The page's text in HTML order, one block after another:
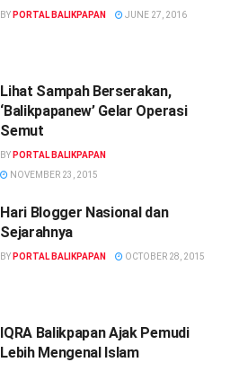
BY PORTAL BALIKPAPAN JUNE 27, 2016
Lihat Sampah Berserakan,
‘Balikpapanew’ Gelar Operasi
Semut
BY PORTAL BALIKPAPAN
NOVEMBER 23, 2015
Hari Blogger Nasional dan
Sejarahnya
BY PORTAL BALIKPAPAN OCTOBER 28, 2015
IQRA Balikpapan Ajak Pemudi
Lebih Mengenal Islam